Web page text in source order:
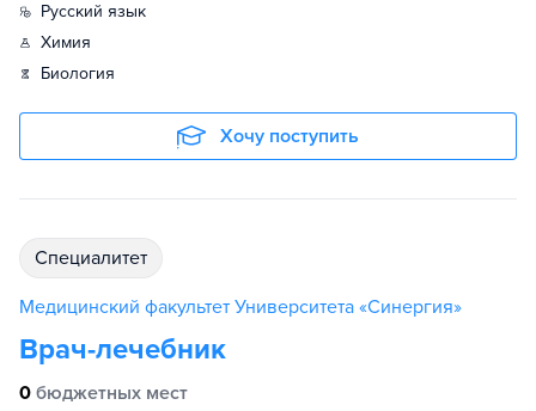
русский язык
химия
биология
Хочу поступить
специалитет
Медицинский факультет Университета «Синергия»
Врач-лечебник
0 бюджетных мест